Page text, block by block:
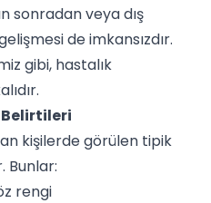
sonradan veya dış
de imkansızdır.
gibi, hastalık
kişilerde görülen tipik
Bunlar:
rengi